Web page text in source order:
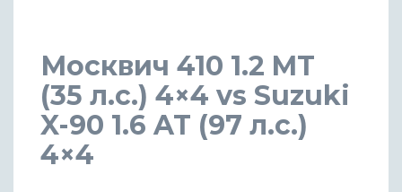
Москвич 410 1.2 MT
(35 л.с.) 4×4 vs Suzuki
X-90 1.6 AT (97 л.с.)
4×4